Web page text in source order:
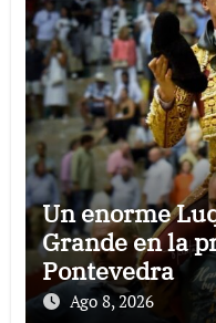
Un enorme
Grande en la
Pontevedra
Ago 8, 2026